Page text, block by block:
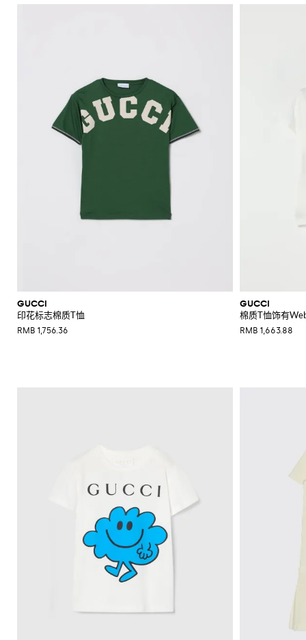
GUCCI
印花标志棉质T恤
RMB 1,756.36
GUCCI
棉质T恤饰有
RMB 1,663.88